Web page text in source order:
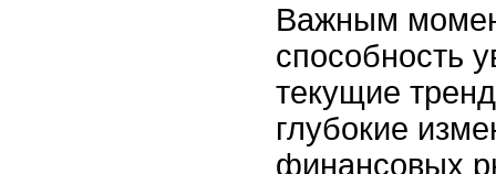
Важным
способность
текущие
глубокие
финансовых